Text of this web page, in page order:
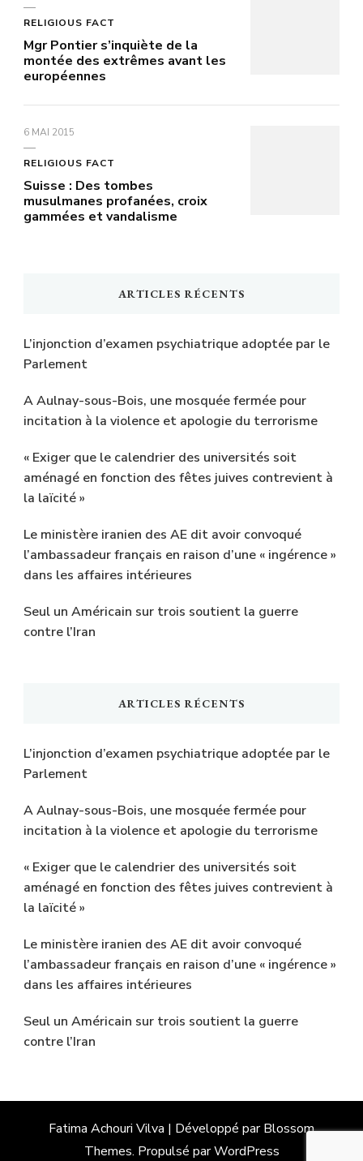
RELIGIOUS FACT
Mgr Pontier s’inquiète de la
montée des extrêmes avant les
européennes
6 MAI 2015
RELIGIOUS FACT
Suisse : Des tombes
musulmanes profanées, croix
gammées et vandalisme
ARTICLES RÉCENTS
L’injonction d’examen psychiatrique adoptée par le
Parlement
A Aulnay-sous-Bois, une mosquée fermée pour
incitation à la violence et apologie du terrorisme
« Exiger que le calendrier des universités soit
aménagé en fonction des fêtes juives contrevient à
la laïcité »
Le ministère iranien des AE dit avoir convoqué
l’ambassadeur français en raison d’une « ingérence »
dans les affaires intérieures
Seul un Américain sur trois soutient la guerre
contre l’Iran
ARTICLES RÉCENTS
L’injonction d’examen psychiatrique adoptée par le
Parlement
A Aulnay-sous-Bois, une mosquée fermée pour
incitation à la violence et apologie du terrorisme
« Exiger que le calendrier des universités soit
aménagé en fonction des fêtes juives contrevient à
la laïcité »
Le ministère iranien des AE dit avoir convoqué
l’ambassadeur français en raison d’une « ingérence »
dans les affaires intérieures
Seul un Américain sur trois soutient la guerre
contre l’Iran
Fatima Achouri Vilva | Développé parBlossom
Themes. Propulsé parWordPress